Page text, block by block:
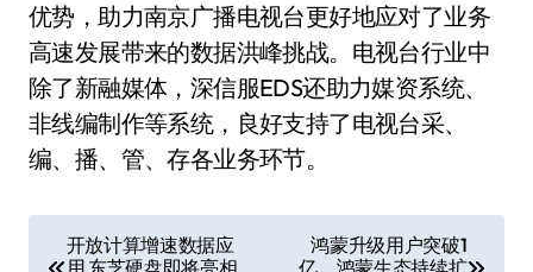
优势，助力南京广播电视台更好地应对了业务
高速发展带来的数据洪峰挑战。电视台行业中
除了新融媒体，深信服EDS还助力媒资系统、
非线编制作等系统，良好支持了电视台采、
编、播、管、存各业务环节。
开放计算增速数据应
用 东芝硬盘即将亮相
鸿蒙升级用户突破1
亿，鸿蒙生态持续扩